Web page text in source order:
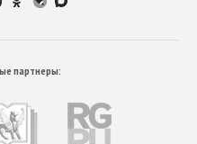
партнеры: